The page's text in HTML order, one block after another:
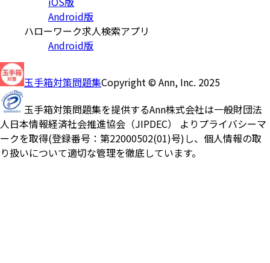
Android版
ハローワーク求人検索アプリ
Android版
玉手箱対策問題集Copyright © Ann, Inc. 2025
玉手箱対策問題集を提供するAnn株式会社は一般財団法
人日本情報経済社会推進協会（JIPDEC） よりプライバシーマ
ークを取得(登録番号：第22000502(01)号)し、個人情報の取
り扱いについて適切な管理を徹底しています。